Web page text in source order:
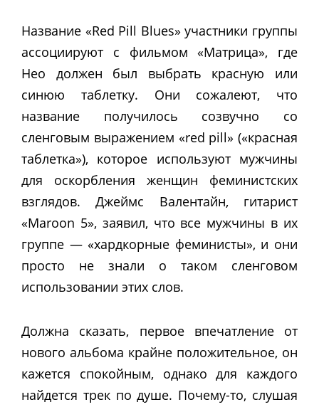
Название «Red Pill Blues» участники группы
ассоциируют с фильмом «Матрица», где
Нео должен был выбрать красную или
синюю таблетку. Они сожалеют, что
название получилось созвучно со
сленговым выражением «red pill» («красная
таблетка»), которое используют мужчины
для оскорбления женщин феминистских
взглядов. Джеймс Валентайн, гитарист
«Maroon 5», заявил, что все мужчины в их
группе —«хардкорные феминисты», и они
просто не знали о таком сленговом
использовании этих слов.
Должна сказать, первое впечатление от
нового альбома крайне положительное, он
кажется спокойным, однако для каждого
найдется трек по душе. Почему-то, слушая